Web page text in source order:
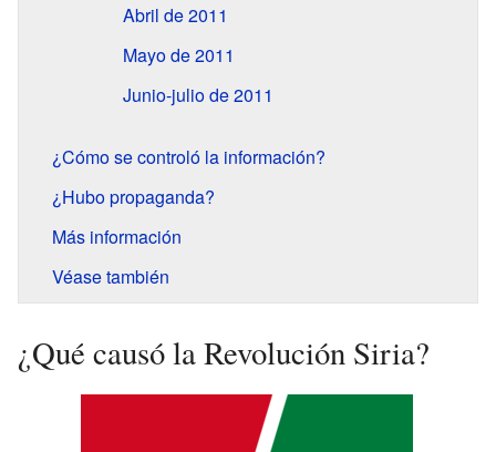
Abril de 2011
Mayo de 2011
Junio-julio de 2011
¿Cómo se controló la información?
¿Hubo propaganda?
Más información
Véase también
¿Qué causó la Revolución Siria?